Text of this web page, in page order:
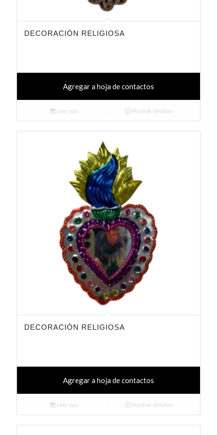
DECORACIÓN RELIGIOSA
Agregar a hoja de contactos
Leer más Mostrar detalles
DECORACIÓN RELIGIOSA
Agregar a hoja de contactos
Leer más Mostrar detalles